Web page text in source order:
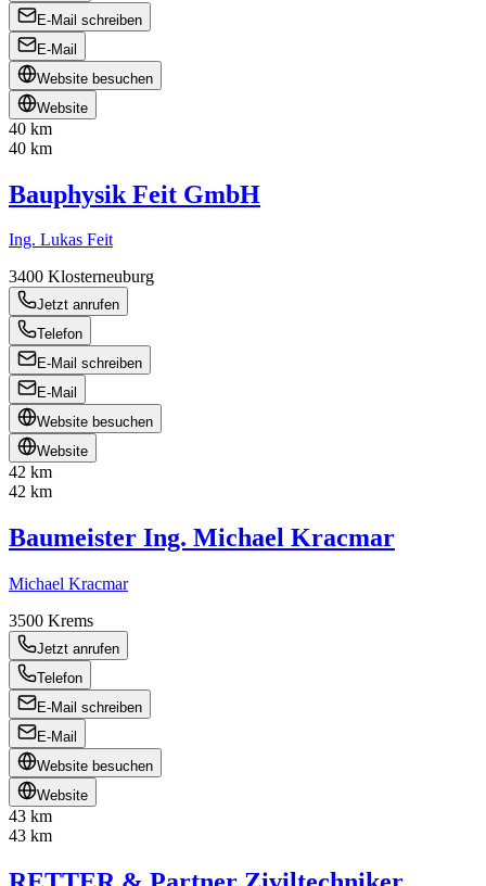
E-Mail schreiben
E-Mail
Website besuchen
Website
40 km
40 km
Bauphysik Feit GmbH
Ing. Lukas Feit
3400 Klosterneuburg
Jetzt anrufen
Telefon
E-Mail schreiben
E-Mail
Website besuchen
Website
42 km
42 km
Baumeister Ing. Michael Kracmar
Michael Kracmar
3500 Krems
Jetzt anrufen
Telefon
E-Mail schreiben
E-Mail
Website besuchen
Website
43 km
43 km